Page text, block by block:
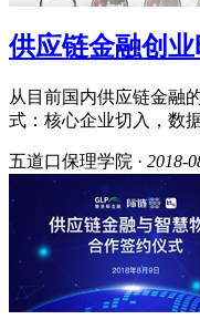
供应链金融创
从目前国内供应链金融
式：核心企业切入，数
五道口保理学院 · 2018-